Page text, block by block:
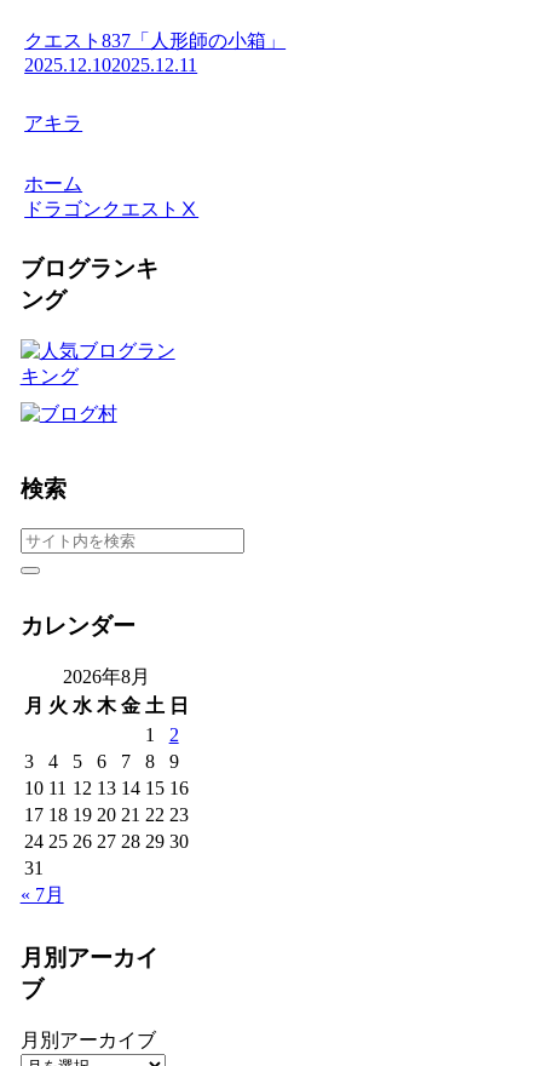
クエスト837「人形師の小箱」
2025.12.102025.12.11
アキラ
ホーム
ドラゴンクエストⅩ
ブログランキ
ング
検索
カレンダー
2026年8月
月 火 水 木 金 土 日
1
2
3
4 5 6 7 8
9
10 11 12 13 14 15 16
17 18 19 20 21 22 23
24 25 26 27 28 29 30
31
« 7月
月別アーカイ
ブ
月別アーカイブ